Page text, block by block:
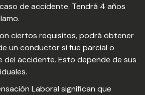
de accidente. Tendrá 4 años
ciertos requisitos, podrá obtener
un conductor si fue parcial o
accidente. Esto depende de sus
Laboral significan que